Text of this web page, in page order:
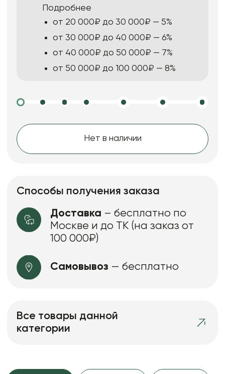
Подробнее
от 20 000₽ до 30 000₽ — 5%
от 30 000₽ до 40 000₽ — 6%
от 40 000₽ до 50 000₽ — 7%
от 50 000₽ до 100 000₽ — 8%
Нет в наличии
Способы получения заказа
Доставка – бесплатно по
Москве и до ТК (на заказ от
100 000₽)
Самовывоз — бесплатно
Все товары данной
категории